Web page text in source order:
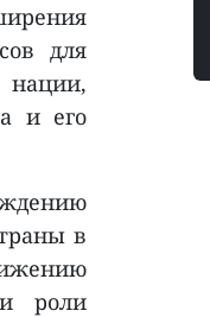
для
нации,
и его
в
роли